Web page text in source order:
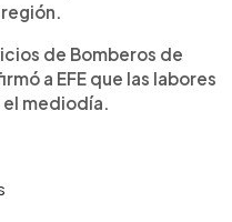
de Bomberos de
a EFE que las labores
mediodía.